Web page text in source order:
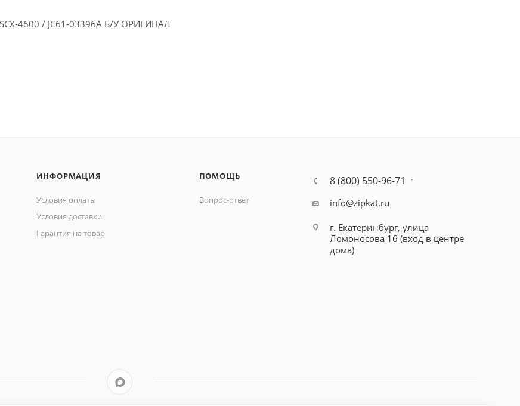
4600 / JC61-03396A Б/У ОРИГИНАЛ
ИНФОРМАЦИЯ
Условия оплаты
Условия доставки
Гарантия на товар
ПОМОЩЬ
Вопрос-ответ
8 (800) 550-96-71
info@zipkat.ru
г. Екатеринбург, улица
Ломоносова 16 (вход в центре
дома)